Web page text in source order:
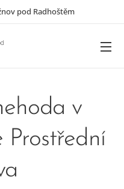
pod Radhoštěm
v
Prostřední